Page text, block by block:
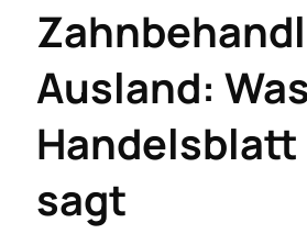
Ausland:
Handelsblatt
sagt